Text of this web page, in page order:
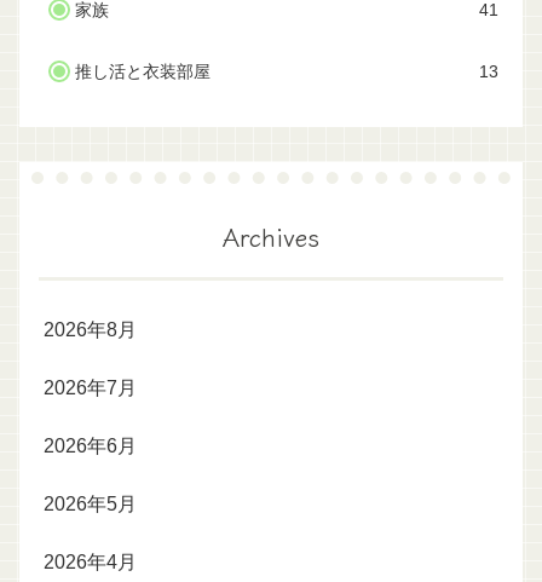
家族 41
推し活と衣装部屋 13
Archives
2026年8月
2026年7月
2026年6月
2026年5月
2026年4月